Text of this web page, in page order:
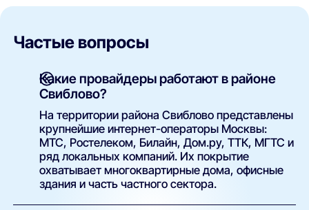
Частые вопросы
Какие провайдеры работают в районе
Свиблово?
На территории района Свиблово представлены
крупнейшие интернет-операторы Москвы:
МТС, Ростелеком, Билайн, Дом.ру, ТТК, МГТС и
ряд локальных компаний. Их покрытие
охватывает многоквартирные дома, офисные
здания и часть частного сектора.